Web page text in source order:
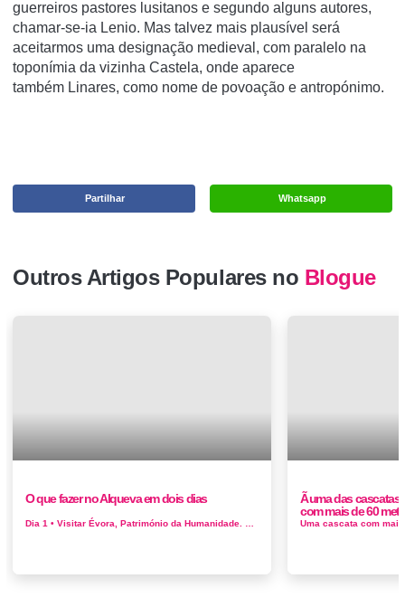
guerreiros pastores lusitanos e segundo alguns autores,
chamar-se-ia Lenio. Mas talvez mais plausível será
aceitarmos uma designação medieval, com paralelo na
toponímia da vizinha Castela, onde aparece
também Linares, como nome de povoação e antropónimo.
Whatsapp
Partilhar
Outros Artigos Populares no Blogue
O que fazer no Alqueva em dois dias
Ã uma das
com mais de 60